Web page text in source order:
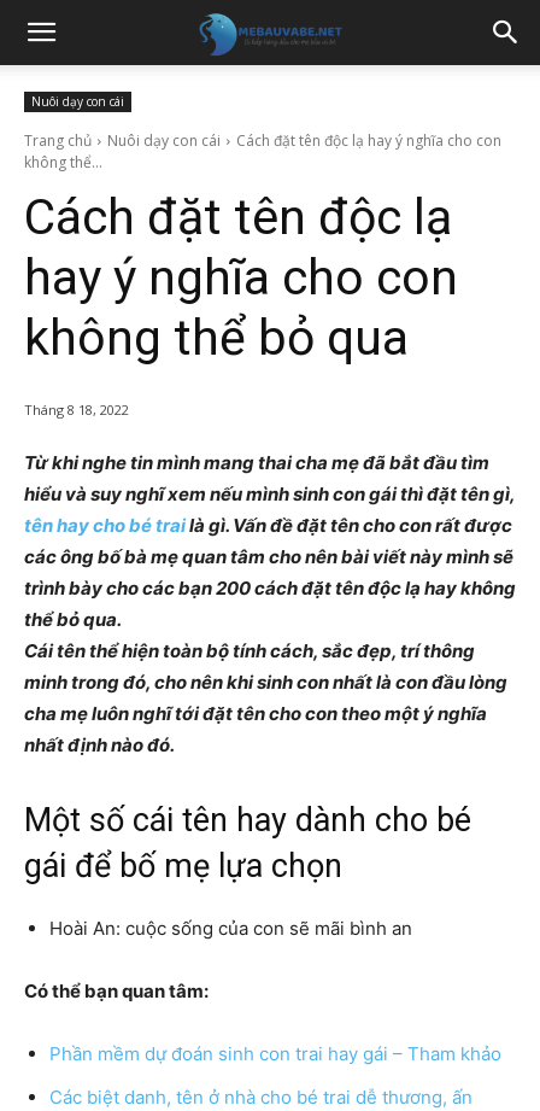
Nuôi dạy con cái
Trang chủ Nuôi dạy con cái
Cách đặt tên độc lạ hay ý nghĩa cho con
không thể...
Cách đặt tên độc lạ
hay ý nghĩa cho con
không thể bỏ qua
Tháng 8 18, 2022
Từ khi nghe tin mình mang thai cha mẹ đã bắt đầu tìm
hiểu và suy nghĩ xem nếu mình sinh con gái thì đặt tên gì,
tên hay cho bé trailà gì. Vấn đề đặt tên cho con rất được
các ông bố bà mẹ quan tâm cho nên bài viết này mình sẽ
trình bày cho các bạn 200 cách đặt tên độc lạ hay không
thể bỏ qua.
Cái tên thể hiện toàn bộ tính cách, sắc đẹp, trí thông
minh trong đó, cho nên khi sinh con nhất là con đầu lòng
cha mẹ luôn nghĩ tới đặt tên cho con theo một ý nghĩa
nhất định nào đó.
Một số cái tên hay dành cho bé
gái để bố mẹ lựa chọn
Hoài An: cuộc sống của con sẽ mãi bình an
Có thể bạn quan tâm:
Phần mềm dự đoán sinh con trai hay gái – Tham khảo
Các biệt danh, tên ở nhà cho bé trai dễ thương, ấn